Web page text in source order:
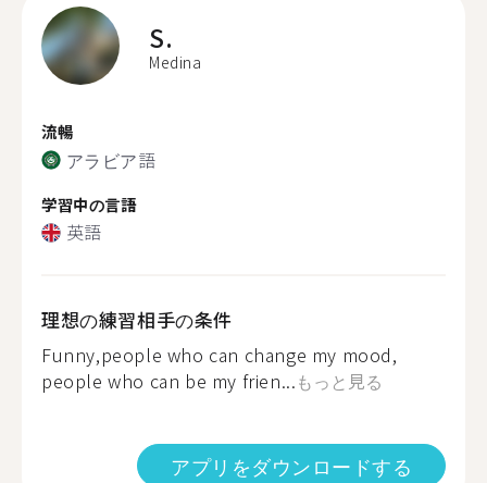
S.
Medina
流暢
アラビア語
学習中の言語
英語
理想の練習相手の条件
Funny,people who can change my mood,
people who can be my frien...もっと見る
アプリをダウンロードする